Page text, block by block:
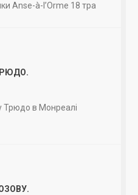
Anse-à-l’Orme 18 тра
Трюдо в Монреалі